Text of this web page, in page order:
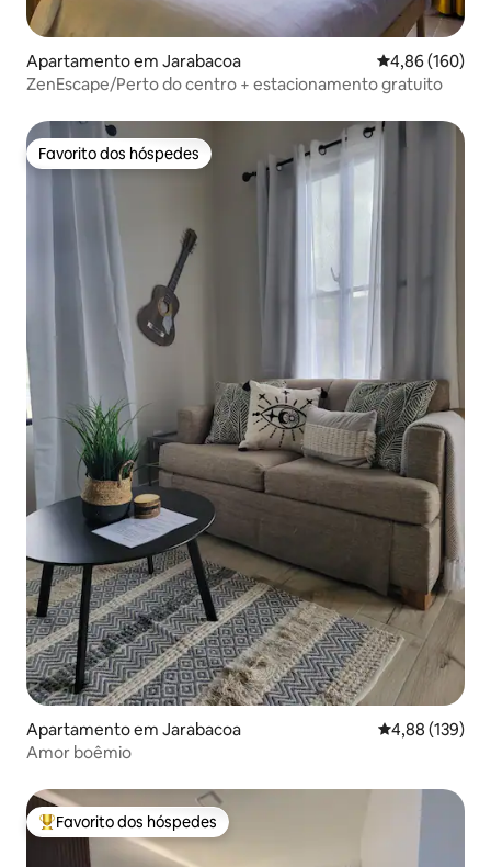
Apartamento em Jarabacoa Classificação
4,86 (160)
ZenEscape/Perto do centro + estacionamento gratuito
Favorito dos hóspedes
Favorito dos hóspedes
Apartamento em Jarabacoa Classificação
4,88 (139)
Amor boêmio
Favoritos dos hóspedes mais apreciados
Favorito dos hóspedes